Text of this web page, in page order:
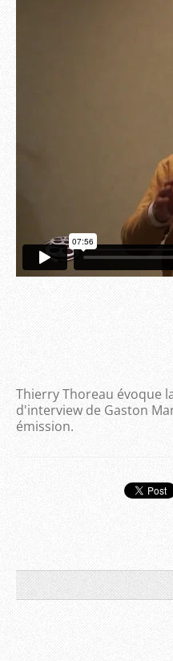
Thierry Thoreau évoque
d'interview de Gaston
émission.